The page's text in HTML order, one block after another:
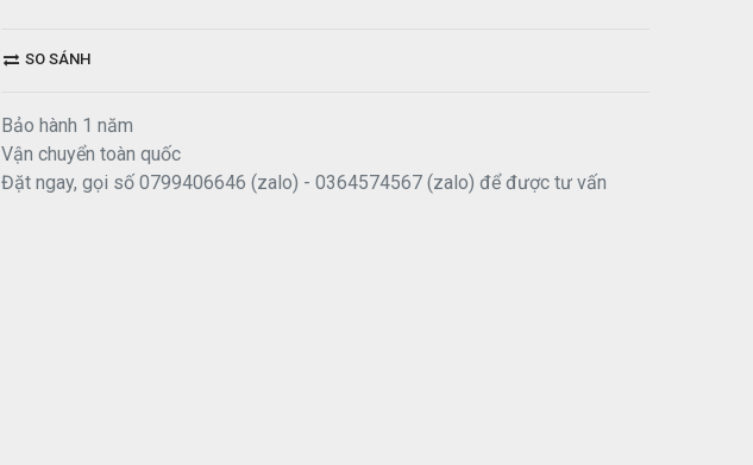
SO SÁNH
Bảo hành 1 năm
Vận chuyển toàn quốc
Đặt ngay, gọi số 0799406646 (zalo) - 0364574567 (zalo) để được tư vấn